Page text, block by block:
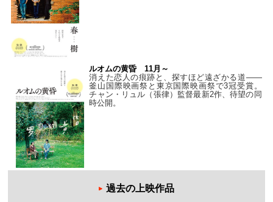
ルオムの黄昏 11月～
消えた恋人の痕跡と、探すほど遠ざかる道——
釜山国際映画祭と東京国際映画祭で3冠受賞。
チャン・リュル（張律）監督最新2作、待望の同
時公開。
過去の上映作品